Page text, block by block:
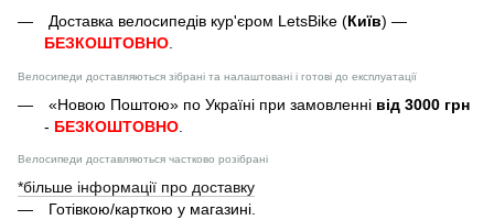
Доставка велосипедів кур'єром LetsBike (Київ) —
БЕЗКОШТОВНО.
Велосипеди доставляються зібрані та налаштовані і готові до експлуатації
«Новою Поштою» по Україні при замовленні від 3000 грн
- БЕЗКОШТОВНО
Велосипеди доставляються частково розібрані
*більше інформації про доставку
Готівкою/карткою у магазині.